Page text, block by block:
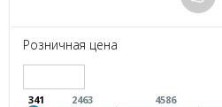
Розничная цена
341 2463 4586